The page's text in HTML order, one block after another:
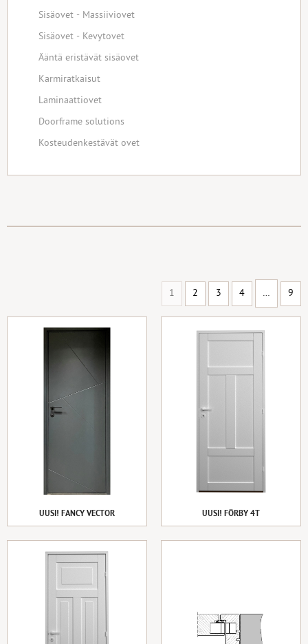
Sisäovet - Massiiviovet
Sisäovet - Kevytovet
Ääntä eristävät sisäovet
Karmiratkaisut
Laminaattiovet
Doorframe solutions
Kosteudenkestävät ovet
1 2 3 4 … 9
UUSI! FANCY VECTOR UUSI! FÖRBY 4T